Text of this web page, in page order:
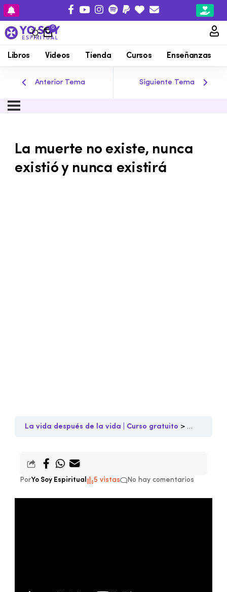
0
Libros Videos Tienda Cursos Enseñanzas
Anterior Tema Siguiente Tema
La muerte no existe, nunca
existió y nunca existirá
La vida después de la vida | Curso gratuito Vida
PorYo Soy Espiritual 5 vistas No hay comentarios